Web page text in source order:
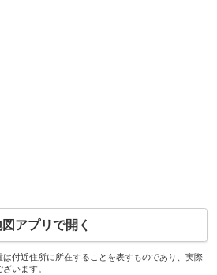
アプリで開く
付近住所に所在することを表すものであり、実際
います。